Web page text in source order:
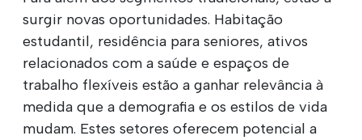
surgir novas oportunidades. Habitação
estudantil, residência para seniores, ativos
relacionados com a saúde e espaços de
trabalho flexíveis estão a ganhar relevância à
medida que a demografia e os estilos de vida
mudam. Estes setores oferecem potencial a